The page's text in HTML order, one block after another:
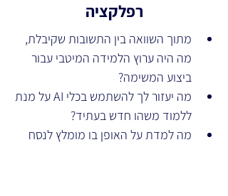
רפלקציה
מתוך השוואה בין התשובות שקיבלת,
מה היה ערוץ הלמידה המיטבי עבור
ביצוע המשימה?
מה יעזור לך להשתמש בכלי AI על מנת
ללמוד משהו חדש בעתיד?
מה למדת על האופן בו מומלץ לנסח